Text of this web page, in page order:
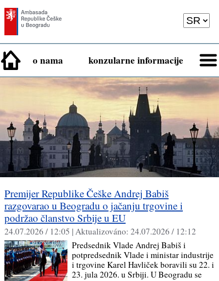
o nama konzularne informacije
Premijer Republike Češke Andrej Babiš
razgovarao u Beogradu o jačanju trgovine i
podržao članstvo Srbije u EU
24.07.2026 / 12:05 |Aktualizováno: 24.07.2026 / 12:12
Predsednik Vlade Andrej Babiš i
potpredsednik Vlade i ministar industrije
i trgovine Karel Havliček boravili su 22. i
23. jula 2026. u Srbiji. U Beogradu se